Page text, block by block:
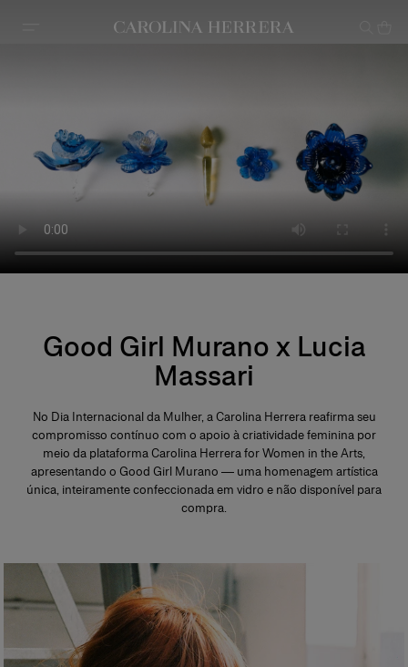
Declaração de acessibilidade
Good Girl Murano x Lucia
Massari
No Dia Internacional da Mulher, a Carolina Herrera reafirma seu
compromisso contínuo com o apoio à criatividade feminina por
meio da plataforma Carolina Herrera for Women in the Arts,
apresentando o Good Girl Murano — uma homenagem artística
única, inteiramente confeccionada em vidro e não disponível para
compra.